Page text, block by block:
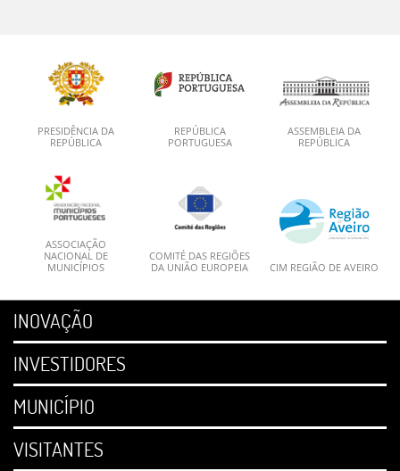
PRESIDÊNCIA DA
REPÚBLICA
REPÚBLICA
PORTUGUESA
ASSEMBLEIA DA
REPÚBLICA
ASSOCIAÇÃO
NACIONAL DE
MUNICÍPIOS
COMITÉ DAS REGIÕES
DA UNIÃO EUROPEIA
CIM REGIÃO DE AVEIRO
INOVAÇÃO
INVESTIDORES
MUNICÍPIO
VISITANTES